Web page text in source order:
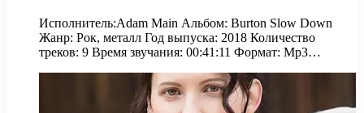
Исполнитель:Adam Main Альбом: Burton Slow Down
Жанр: Рок, металл Год выпуска: 2018 Количество
треков: 9 Время звучания: 00:41:11 Формат: Mp3…